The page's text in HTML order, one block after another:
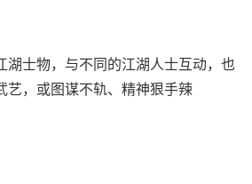
士物，与不同的江湖人士互动，也
艺，或图谋不轨、精神狠手辣